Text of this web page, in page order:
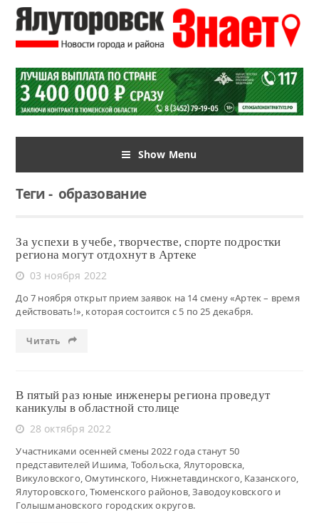
Show Menu
Теги-образование
За успехи в учебе, творчестве, спорте подростки
региона могут отдохнут в Артеке
03 ноября 2022
До 7 ноября открыт прием заявок на 14 смену «Артек – время
действовать!», которая состоится с 5 по 25 декабря.
Читать
В пятый раз юные инженеры региона проведут
каникулы в областной столице
28 октября 2022
Участниками осенней смены 2022 года станут 50
представителей Ишима, Тобольска, Ялуторовска,
Викуловского, Омутинского, Нижнетавдинского, Казанского,
Ялуторовского, Тюменского районов, Заводоуковского и
Голышмановского городских округов.